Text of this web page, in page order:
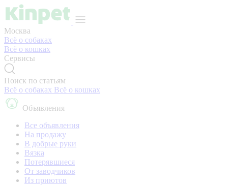
Москва
Всё о собаках
Всё о кошках
Сервисы
Поиск по статьям
Всё о собаках Всё о кошках
Объявления
Все объявления
На продажу
В добрые руки
Вязка
Потерявшиеся
От заводчиков
Из приютов